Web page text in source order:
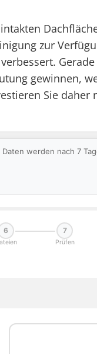
zur
gewinnen,
Sie daher
werden nach 7
6 7
Prüfen